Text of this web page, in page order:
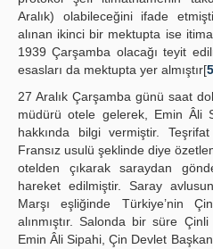
Aralık) olabileceğini ifade
alınan ikinci bir mektupta ise
1939 Çarşamba olacağı teyit
esasları da mektupta yer almıştır[
27 Aralık Çarşamba günü saat
müdürü otele gelerek, Emin Âli
hakkında bilgi vermiştir.
Fransız usulü şeklinde diye
otelden çıkarak saraydan
hareket edilmiştir. Saray
Marşı eşliğinde Türkiye’nin
alınmıştır. Salonda bir süre
Emin Âli Sipahi, Çin Devlet